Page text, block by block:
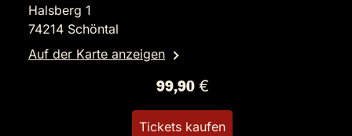
Halsberg 1
74214 Schöntal
Auf der Karte anzeigen
99,90 €
Tickets kaufen